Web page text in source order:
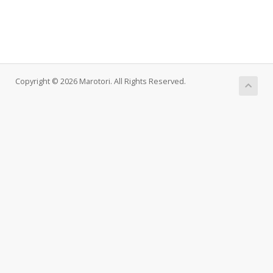
Copyright © 2026 Marotori. All Rights Reserved.